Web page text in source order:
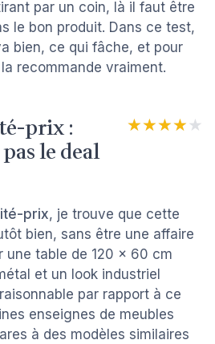
par un coin, là il faut être
le bon produit. Dans ce test,
bien, ce qui fâche, et pour
recommande vraiment.
prix :
le deal
★★★★★
★★★★★
prix, je trouve que cette
bien, sans être une affaire
une table de 120 x 60 cm
et un look industriel
par rapport à ce
enseignes de meubles
à des modèles similaires